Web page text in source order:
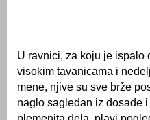
U ravnici, za koju je ispalo
visokim tavanicama i
mene, njive su sve brže
naglo sagledan iz dosade